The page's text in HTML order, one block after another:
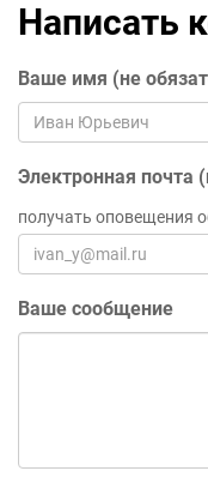
Написать
Ваше имя (не
Электронная почта
получать оповещения
Ваше сообщение